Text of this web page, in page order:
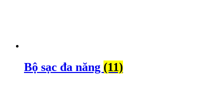
Bộ sạc đa năng (11)